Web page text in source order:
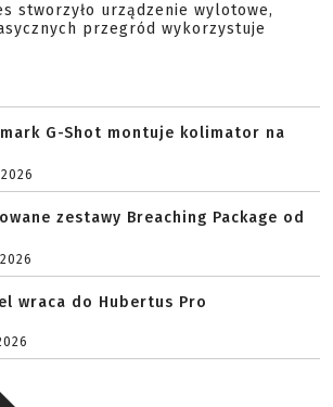
stworzyło urządzenie wylotowe,
przegród wykorzystuje
G-Shot montuje kolimator na
zestawy Breaching Package od
wraca do Hubertus Pro